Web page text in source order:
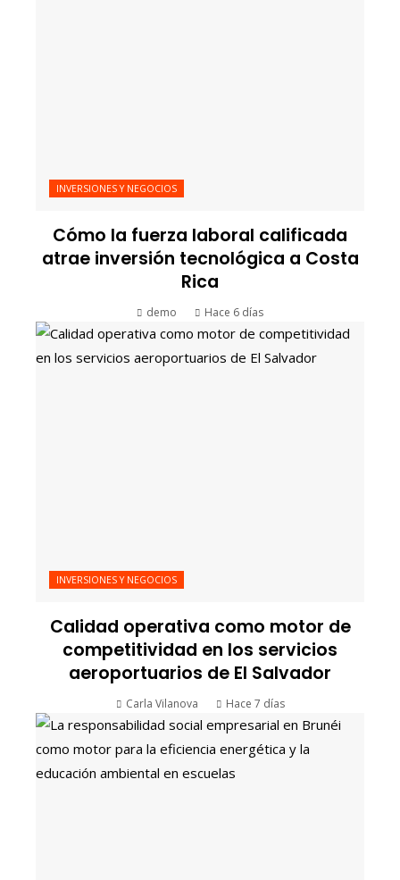
INVERSIONES Y NEGOCIOS
Cómo la fuerza laboral calificada
atrae inversión tecnológica a Costa
Rica
demo Hace 6 días
INVERSIONES Y NEGOCIOS
Calidad operativa como motor de
competitividad en los servicios
aeroportuarios de El Salvador
Carla Vilanova Hace 7 días